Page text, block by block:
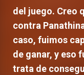
del juego. Creo
contra
caso, fuimos
de ganar, y eso
trata de